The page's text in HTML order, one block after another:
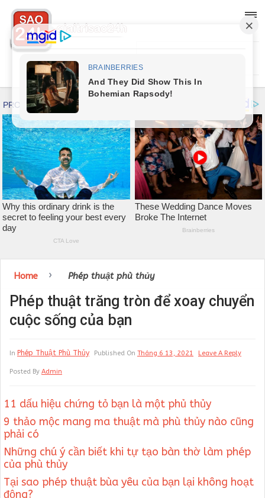
Home › Phép thuật phù thủy
Phép thuật trăng tròn để xoay chuyển
cuộc sống của bạn
In Phép Thuật Phù Thủy Published On Tháng 6 13, 2021 Leave A Reply
Posted By Admin
11 dấu hiệu chứng tỏ bạn là một phủ thủy
9 thảo mộc mang ma thuật mà phù thủy nào cũng
phải có
Những chú ý cần biết khi tự tạo bàn thờ làm phép
của phù thủy
Tại sao phép thuật bùa yêu của bạn lại không hoạt
động?